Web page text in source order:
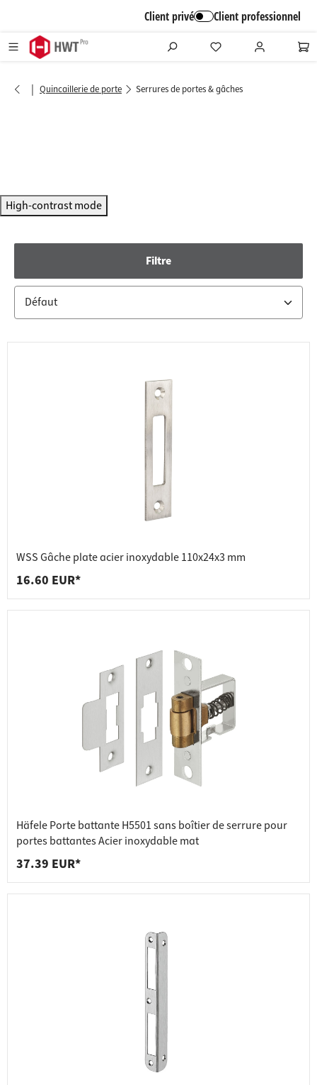
Client privé Client professionnel
| Quincaillerie de porte Serrures de portes & gâches
High-contrast mode
Filtre
WSS Gâche plate acier inoxydable 110x24x3 mm
16.60 EUR*
Häfele Porte battante H5501 sans boîtier de serrure pour
portes battantes Acier inoxydable mat
37.39 EUR*